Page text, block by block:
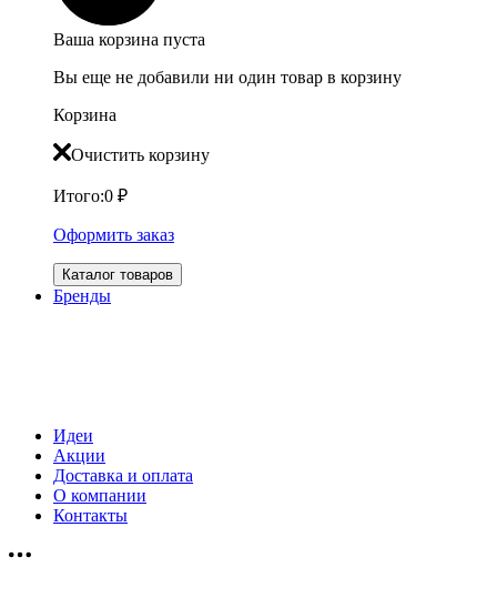
Ваша корзина пуста
Вы еще не добавили ни один товар в корзину
Корзина
Очистить корзину
Итого:0 ₽
Оформить заказ
Каталог товаров
Бренды
Идеи
Акции
Доставка и оплата
О компании
Контакты